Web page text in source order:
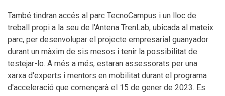
També tindran accés al parc TecnoCampus i un lloc de
treball propi a la seu de l'Antena TrenLab, ubicada al mateix
parc, per desenvolupar el projecte empresarial guanyador
durant un màxim de sis mesos i tenir la possibilitat de
testejar-lo. A més a més, estaran assessorats per una
xarxa d'experts i mentors en mobilitat durant el programa
d'acceleració que començarà el 15 de gener de 2023. Es